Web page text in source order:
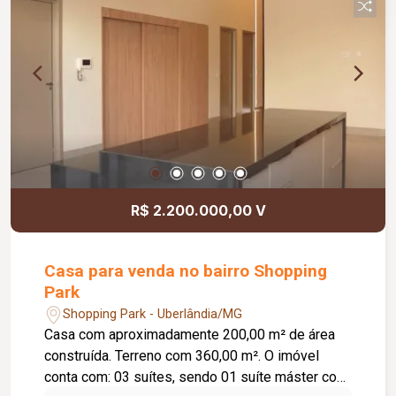
inclusa no condomínio, zelador e limpeza das
áreas comuns, copa, DML (Depósito de Material
de segurança e internet disponível. Como
diferencial, existe a possibilidade de ampliação
da área da sala, conforme a necessidade do
locatário. Entre em contato para mais
informações e agende uma visita.
R$ 2.200.000,00 V
Casa para venda no bairro Shopping
Park
Shopping Park - Uberlândia/MG
Casa com aproximadamente 200,00 m² de área
construída. Terreno com 360,00 m². O imóvel
conta com: 03 suítes, sendo 01 suíte máster com